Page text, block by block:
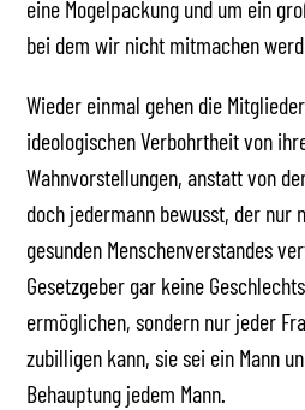
eine Mogelpackung und um ein
bei dem wir nicht mitmachen
Wieder einmal gehen die
ideologischen Verbohrtheit von
Wahnvorstellungen, anstatt von
doch jedermann bewusst, der nur
gesunden Menschenverstandes
Gesetzgeber gar keine
ermöglichen, sondern nur jeder
zubilligen kann, sie sei ein Mann
Behauptung jedem Mann.